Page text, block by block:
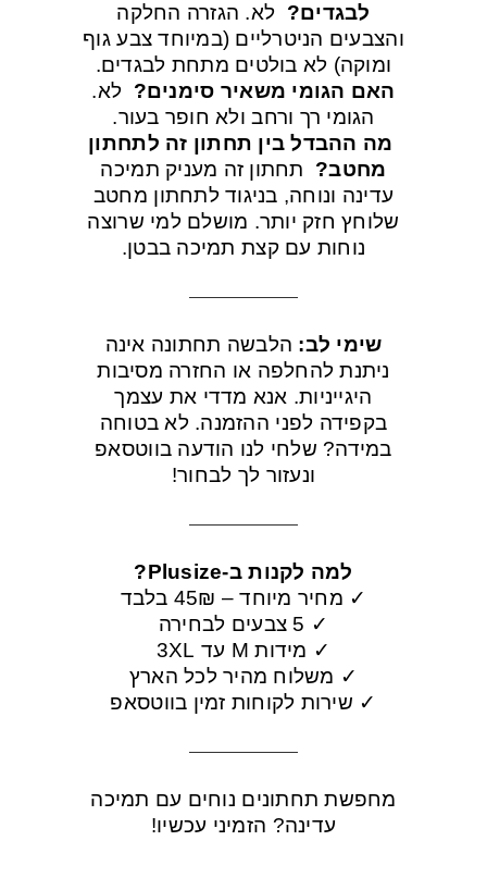
לבגדים? לא. הגזרה החלקה
והצבעים הניטרליים (במיוחד צבע גוף
ומוקה) לא בולטים מתחת לבגדים.
האם הגומי משאיר סימנים? לא.
הגומי רך ורחב ולא חופר בעור.
מה ההבדל בין תחתון זה לתחתון
מחטב? תחתון זה מעניק תמיכה
עדינה ונוחה, בניגוד לתחתון מחטב
שלוחץ חזק יותר. מושלם למי שרוצה
נוחות עם קצת תמיכה בבטן.
שימי לב: הלבשה תחתונה אינה
ניתנת להחלפה או החזרה מסיבות
היגייניות. אנא מדדי את עצמך
בקפידה לפני ההזמנה. לא בטוחה
במידה? שלחי לנו הודעה בווטסאפ
ונעזור לך לבחור!
למה לקנות ב-Plusize?
✓ מחיר מיוחד – 45₪ בלבד
✓ 5 צבעים לבחירה
✓ מידות M עד 3XL
✓ משלוח מהיר לכל הארץ
✓ שירות לקוחות זמין בווטסאפ
מחפשת תחתונים נוחים עם תמיכה
עדינה? הזמיני עכשיו!